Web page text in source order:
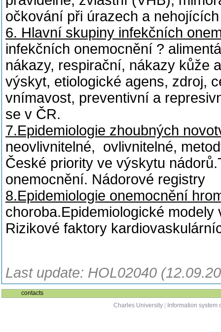
očkování při úrazech a
6. Hlavní skupiny infekčních
infekčních onemocnění ?
nákazy, respirační, nákazy kůže
výskyt, etiologické agens, zdroj,
vnímavost, preventivní a
se v ČR.
7.Epidemiologie zhoubných
neovlivnitelné, ovlivnitelné,
České priority ve výskytu
onemocnění. Nádorové registry
8.Epidemiologie onemocnění
choroba.Epidemiologické
Rizikové faktory
Last update: HOL02040
contacts
Charles University
Information